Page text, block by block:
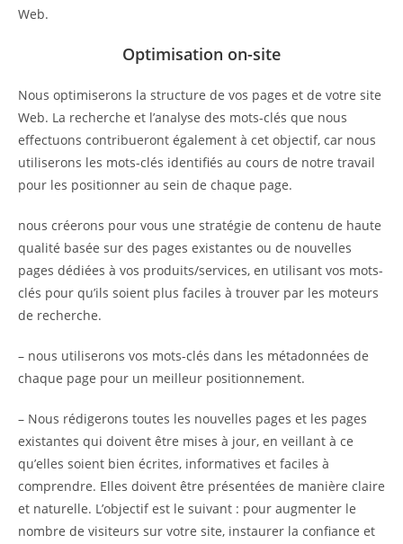
Web.
Optimisation on-site
Nous optimiserons la structure de vos pages et de votre site
Web. La recherche et l’analyse des mots-clés que nous
effectuons contribueront également à cet objectif, car nous
utiliserons les mots-clés identifiés au cours de notre travail
pour les positionner au sein de chaque page.
nous créerons pour vous une stratégie de contenu de haute
qualité basée sur des pages existantes ou de nouvelles
pages dédiées à vos produits/services, en utilisant vos mots-
clés pour qu’ils soient plus faciles à trouver par les moteurs
de recherche.
– nous utiliserons vos mots-clés dans les métadonnées de
chaque page pour un meilleur positionnement.
– Nous rédigerons toutes les nouvelles pages et les pages
existantes qui doivent être mises à jour, en veillant à ce
qu’elles soient bien écrites, informatives et faciles à
comprendre. Elles doivent être présentées de manière claire
et naturelle. L’objectif est le suivant : pour augmenter le
nombre de visiteurs sur votre site, instaurer la confiance et